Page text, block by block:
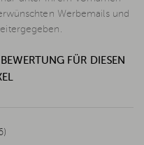
Werbemails und
FÜR DIESEN